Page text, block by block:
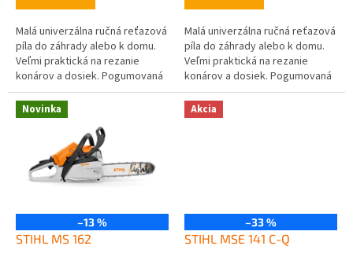
Malá univerzálna ručná reťazová
píla do záhrady alebo k domu.
Veľmi praktická na rezanie
konárov a dosiek. Pogumovaná
bezpečnostná rukoväť,
indikátor nabitia. Rýchlosť
reťaze 8...
Malá univerzálna ručná reťazová
píla do záhrady alebo k domu.
Veľmi praktická na rezanie
konárov a dosiek. Pogumovaná
bezpečnostná rukoväť,
indikátor nabitia. Rýchlosť
reťaze 8...
Novinka
–13 %
STIHL MS 162
Akcia
–33 %
STIHL MSE 141 C-Q